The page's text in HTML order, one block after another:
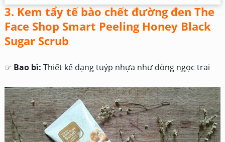
3. Kem tẩy tế bào chết đường đen The
Face Shop Smart Peeling Honey Black
Sugar Scrub
☞ Bao bì: Thiết kế dạng tuýp nhựa như dòng ngọc trai